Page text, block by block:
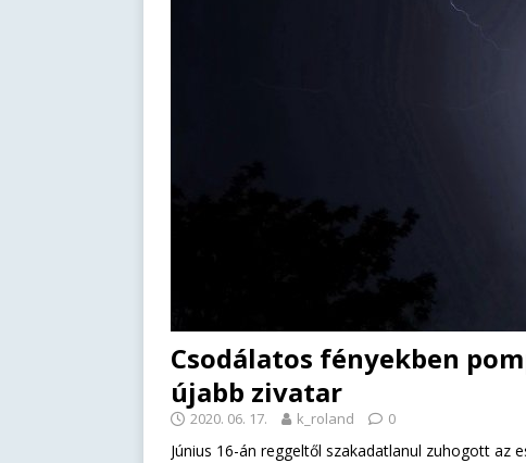
Csodálatos fényekben
újabb zivatar
2020. 06. 17. k_roland 0
Június 16-án reggeltől szakadatlanul zuhogott az